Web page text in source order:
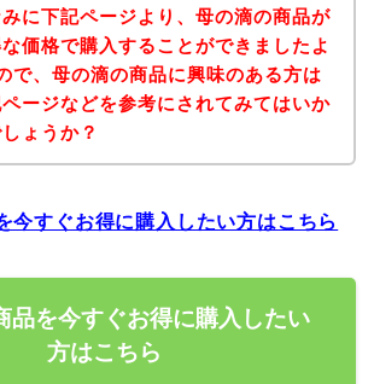
に下記ページより、母の滴の商品が
価格で購入することができましたよ
で、母の滴の商品に興味のある方は
ージなどを参考にされてみてはいか
ょうか？
今すぐお得に購入したい方はこちら
品を今すぐお得に購入したい
方はこちら